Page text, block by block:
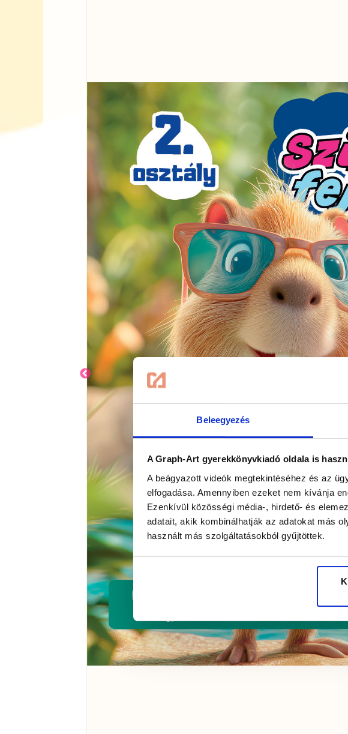
Beleegyezés
A Graph-Art gyerekkönyvkiadó oldala is
A beágyazott videók megtekintéséhez és az
elfogadása. Amennyiben ezeket nem kívánja
Ezenkívül közösségi média-, hirdető- és
adatait, akik kombinálhatják az adatokat más
használt más szolgáltatásokból gyűjtöttek.